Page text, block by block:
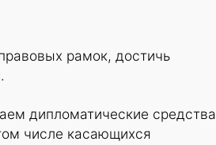
рамок, достичь
дипломатические средства
числе касающихся